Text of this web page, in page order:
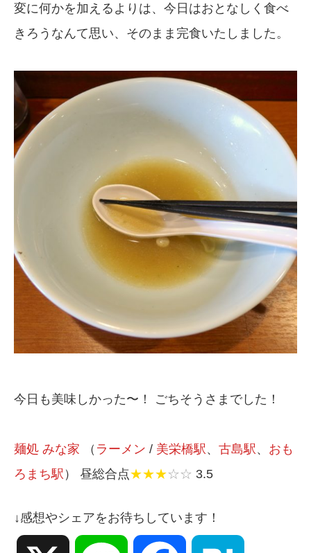
変に何かを加えるよりは、今日はおとなしく食べ
きろうなんて思い、そのまま完食いたしました。
今日も美味しかった〜！ ごちそうさまでした！
麺処 みな家 （ ラーメン / 美栄橋駅、 古島駅、 おも
ろまち駅 ） 昼総合点★★★☆☆ 3.5
↓感想やシェアをお待ちしています！